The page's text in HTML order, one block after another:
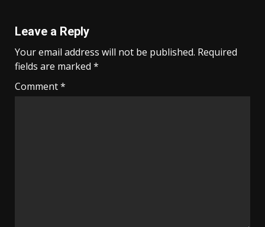
Leave a Reply
Your email address will not be published. Required
fields are marked *
Comment*